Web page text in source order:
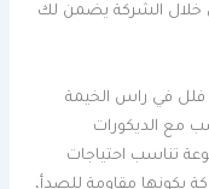
خلال الشركة يضمن لك
فلل في راس الخيمة
مع الديكورات
تناسب احتياجات
بكونها مقاومة للصدأ،